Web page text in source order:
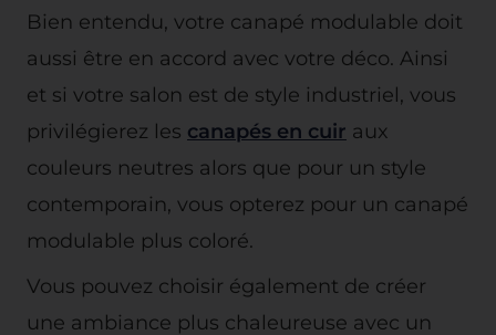
Bien entendu, votre canapé modulable doit
aussi être en accord avec votre déco. Ainsi
et si votre salon est de style industriel, vous
privilégierez les canapés en cuir aux
couleurs neutres alors que pour un style
contemporain, vous opterez pour un canapé
modulable plus coloré.
Vous pouvez choisir également de créer
une ambiance plus chaleureuse avec un